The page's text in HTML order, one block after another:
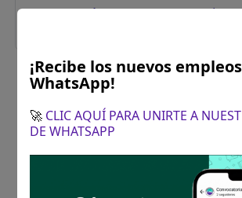
Ver aquí Bases(convocatoria
¡Recibe los nuevos
WhatsApp!
🚀 CLIC AQUÍ PARA UNIRTE A
DE WHATSAPP